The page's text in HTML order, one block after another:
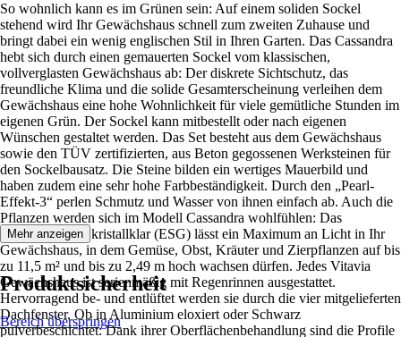
So wohnlich kann es im Grünen sein: Auf einem soliden Sockel
stehend wird Ihr Gewächshaus schnell zum zweiten Zuhause und
bringt dabei ein wenig englischen Stil in Ihren Garten. Das Cassandra
hebt sich durch einen gemauerten Sockel vom klassischen,
vollverglasten Gewächshaus ab: Der diskrete Sichtschutz, das
freundliche Klima und die solide Gesamterscheinung verleihen dem
Gewächshaus eine hohe Wohnlichkeit für viele gemütliche Stunden im
eigenen Grün. Der Sockel kann mitbestellt oder nach eigenen
Wünschen gestaltet werden. Das Set besteht aus dem Gewächshaus
sowie den TÜV zertifizierten, aus Beton gegossenen Werksteinen für
den Sockelbausatz. Die Steine bilden ein wertiges Mauerbild und
haben zudem eine sehr hohe Farbbeständigkeit. Durch den „Pearl-
Effekt-3“ perlen Schmutz und Wasser von ihnen einfach ab. Auch die
Pflanzen werden sich im Modell Cassandra wohlfühlen: Das
Sicherheitsglas, kristallklar (ESG) lässt ein Maximum an Licht in Ihr
Gewächshaus, in dem Gemüse, Obst, Kräuter und Zierpflanzen auf bis
zu 11,5 m² und bis zu 2,49 m hoch wachsen dürfen. Jedes Vitavia
Gewächshaus ist serienmäßig mit Regenrinnen ausgestattet.
Hervorragend be- und entlüftet werden sie durch die vier mitgelieferten
Dachfenster. Ob in Aluminium eloxiert oder Schwarz
pulverbeschichtet: Dank ihrer Oberflächenbehandlung sind die Profile
Mehr anzeigen
Produktsicherheit
Bereich überspringen